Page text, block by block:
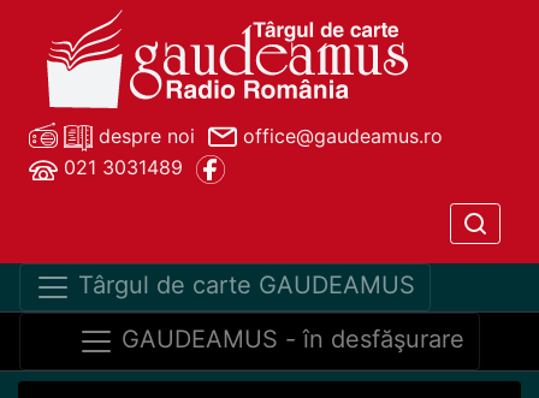
despre noi
office@gaudeamus.ro
021 3031489
Târgul de carte GAUDEAMUS
GAUDEAMUS - în desfăşurare